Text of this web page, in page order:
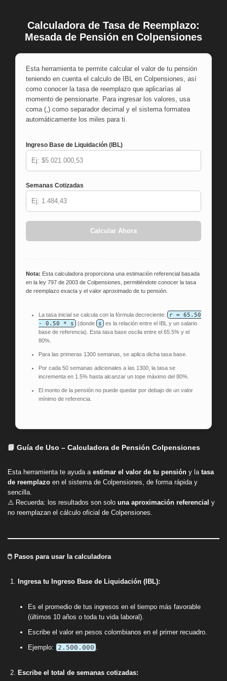
Calculadora de Tasa de Reemplazo:
Mesada de Pensión en Colpensiones
Esta herramienta te permite calcular el valor de tu pensión
teniendo en cuenta el calculo de IBL en Colpensiones, así
como conocer la tasa de reemplazo que aplicarías al
momento de pensionarte. Para ingresar los valores, usa
coma (,) como separador decimal y el sistema formatea
automáticamente los miles para ti.
Ingreso Base de Liquidación (IBL)
Semanas Cotizadas
Calcular Ahora
Nota: Esta calculadora proporciona una estimación referencial basada
en la ley 797 de 2003 de Colpensiones, permitiéndote conocer la tasa
de reemplazo exacta y el valor aproximado de tu pensión.
La tasa inicial se calcula con la fórmula decreciente:
r = 65.50
- 0.50 * s
(donde s
es la relación entre el IBL y un salario
base de referencia). Esta tasa base oscila entre el 65.5% y el
80%.
Para las primeras 1300 semanas, se aplica dicha tasa base.
Por cada 50 semanas adicionales a las 1300, la tasa se
incrementa en 1.5% hasta alcanzar un tope máximo del 80%.
El monto de la pensión no puede quedar por debajo de un valor
mínimo de referencia.
📘 Guía de Uso – Calculadora de Pensión Colpensiones
Esta herramienta te ayuda a estimar el valor de tu pensión y la tasa
de reemplazo en el sistema de Colpensiones, de forma rápida y
sencilla.
⚠️ Recuerda: los resultados son solo una aproximación referencial y
no reemplazan el cálculo oficial de Colpensiones.
🖱️ Pasos para usar la calculadora
Ingresa tu Ingreso Base de Liquidación (IBL):
Es el promedio de tus ingresos en el tiempo más favorable
(últimos 10 años o toda tu vida laboral).
Escribe el valor en pesos colombianos en el primer recuadro.
Ejemplo:
2.500.000
Escribe el total de semanas cotizadas: